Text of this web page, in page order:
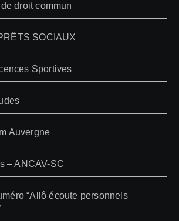
droit commun
SOCIAUX
Sportives
Auvergne
– ANCAV-SC
“Allô écoute personnels